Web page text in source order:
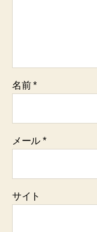
名前*
メール *
サイト